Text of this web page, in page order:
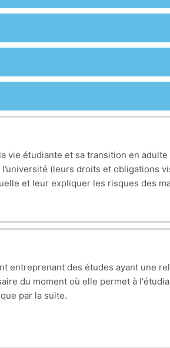
vie étudiante et sa transition en
(leurs droits et obligations
et leur expliquer les risques des
entreprenant des études ayant une
du moment où elle permet à
par la suite.